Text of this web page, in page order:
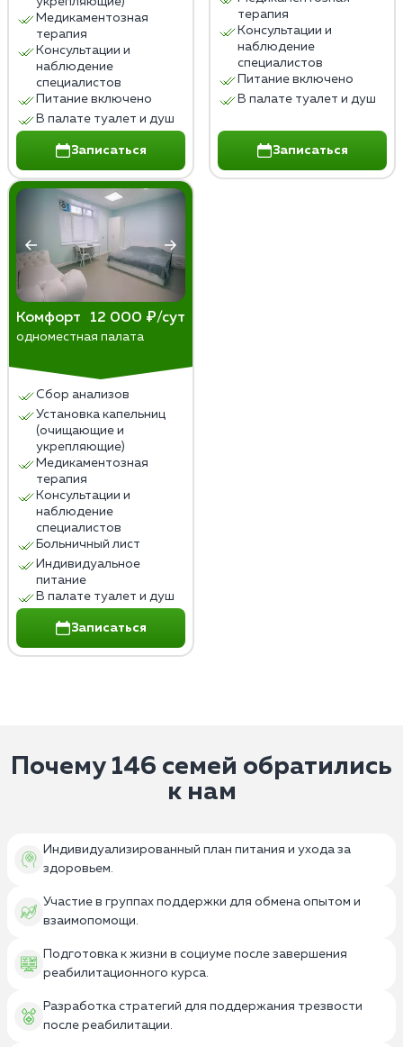
Медикаментозная
терапия
Консультации и
наблюдение
специалистов
Питание включено
В палате туалет и душ
Записаться
терапия
Консультации и
наблюдение
специалистов
Питание включено
В палате туалет и душ
Записаться
Комфорт 12 000 ₽/сут
одноместная палата
Сбор анализов
Установка капельниц
(очищающие и
укрепляющие)
Медикаментозная
терапия
Консультации и
наблюдение
специалистов
Больничный лист
Индивидуальное
питание
В палате туалет и душ
Записаться
Почему 146 семей обратились
к нам
Индивидуализированный план питания и ухода за
здоровьем.
Участие в группах поддержки для обмена опытом и
взаимопомощи.
Подготовка к жизни в социуме после завершения
реабилитационного курса.
Разработка стратегий для поддержания трезвости
после реабилитации.